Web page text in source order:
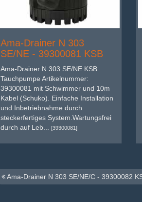
Ama-Drainer N 303
SE/NE - 39300081 KSB
Ama-Drainer N 303 SE/NE KSB
Tauchpumpe Artikelnummer:
39300081 mit Schwimmer und 10m
Kabel (Schuko). Einfache Installation
und Inbetriebnahme durch
steckerfertiges System.Wartungsfrei
durch auf Leb...
[39300081]
Ama-Drainer N 303 SE/NE/C - 39300082